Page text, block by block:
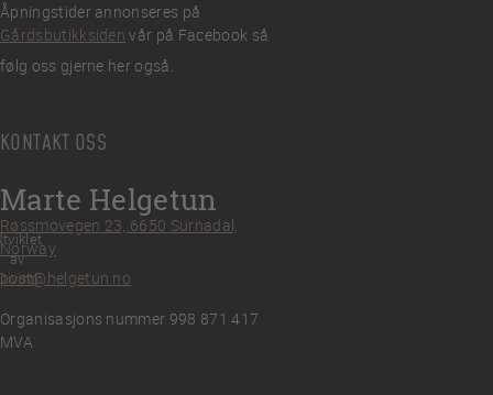
Åpningstider annonseres på
Gårdsbutikksiden vår på Facebook så
følg oss gjerne her også.
KONTAKT OSS
Marte Helgetun
Røssmovegen 23, 6650 Surnadal,
Norway
post@helgetun.no
Organisasjons nummer 998 871 417
MVA
av